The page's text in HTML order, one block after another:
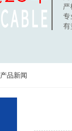
产品新闻